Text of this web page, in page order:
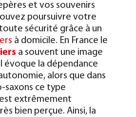
et vos souvenirs
poursuivre votre
sécurité grâce à un
à domicile. En France le
a souvent une image
évoque la dépendance
alors que dans
saxons ce type
extrêmement
bien perçue. Ainsi, la